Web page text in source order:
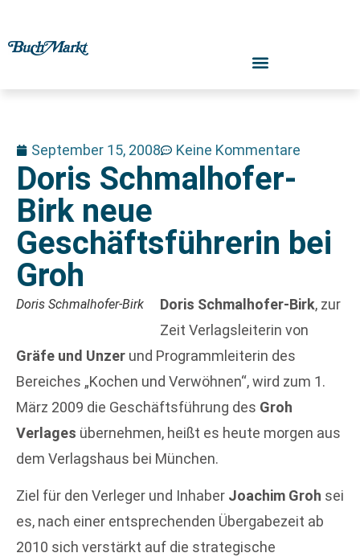
September 15, 2008 Keine Kommentare
Doris Schmalhofer-
Birk neue
Geschäftsführerin bei
Groh
Doris Schmalhofer-Birk Doris Schmalhofer-Birk, zur
Zeit Verlagsleiterin von
Gräfe und Unzer und Programmleiterin des
Bereiches „Kochen und Verwöhnen“, wird zum 1.
März 2009 die Geschäftsführung des Groh
Verlages übernehmen, heißt es heute morgen aus
dem Verlagshaus bei München.
Ziel für den Verleger und Inhaber Joachim Groh sei
es, nach einer entsprechenden Übergabezeit ab
2010 sich verstärkt auf die strategische